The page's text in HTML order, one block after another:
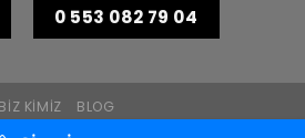
0 553 082 79 04
BIZ KIMIZ BLOG